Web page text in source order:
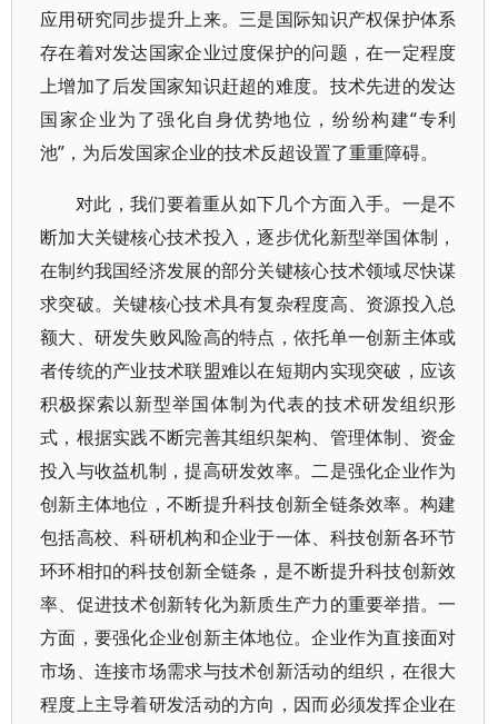
应用研究同步提升上来。三是国际知识产权保护体系
存在着对发达国家企业过度保护的问题，在一定程度
上增加了后发国家知识赶超的难度。技术先进的发达
国家企业为了强化自身优势地位，纷纷构建“专利
池”，为后发国家企业的技术反超设置了重重障碍。
对此，我们要着重从如下几个方面入手。一是不
断加大关键核心技术投入，逐步优化新型举国体制，
在制约我国经济发展的部分关键核心技术领域尽快谋
求突破。关键核心技术具有复杂程度高、资源投入总
额大、研发失败风险高的特点，依托单一创新主体或
者传统的产业技术联盟难以在短期内实现突破，应该
积极探索以新型举国体制为代表的技术研发组织形
式，根据实践不断完善其组织架构、管理体制、资金
投入与收益机制，提高研发效率。二是强化企业作为
创新主体地位，不断提升科技创新全链条效率。构建
包括高校、科研机构和企业于一体、科技创新各环节
环环相扣的科技创新全链条，是不断提升科技创新效
率、促进技术创新转化为新质生产力的重要举措。一
方面，要强化企业创新主体地位。企业作为直接面对
市场、连接市场需求与技术创新活动的组织，在很大
程度上主导着研发活动的方向，因而必须发挥企业在